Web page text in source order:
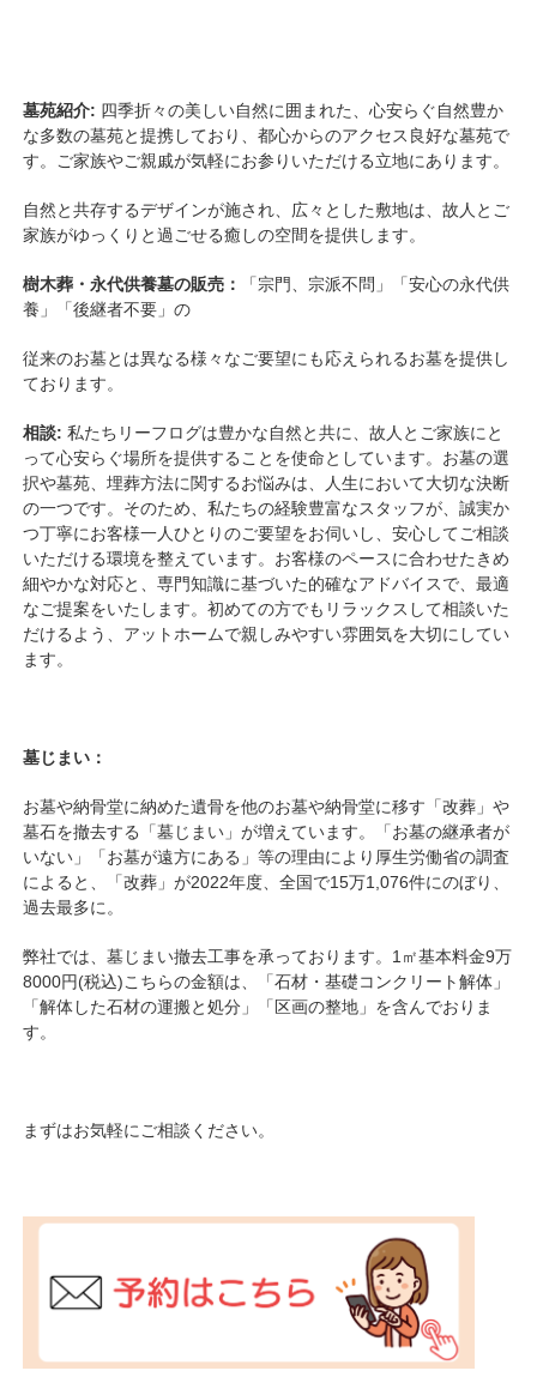
墓苑紹介: 四季折々の美しい自然に囲まれた、心安らぐ自然豊か
な多数の墓苑と提携しており、都心からのアクセス良好な墓苑で
す。ご家族やご親戚が気軽にお参りいただける立地にあります。
自然と共存するデザインが施され、広々とした敷地は、故人とご
家族がゆっくりと過ごせる癒しの空間を提供します。
樹木葬・永代供養墓の販売：
「宗門、宗派不問」「安心の永代供
養」「後継者不要」の
従来のお墓とは異なる様々なご要望にも応えられるお墓を提供し
ております。
相談: 私たちリーフログは豊かな自然と共に、故人とご家族にと
って心安らぐ場所を提供することを使命としています。お墓の選
択や墓苑、埋葬方法に関するお悩みは、人生において大切な決断
の一つです。そのため、私たちの経験豊富なスタッフが、誠実か
つ丁寧にお客様一人ひとりのご要望をお伺いし、安心してご相談
いただける環境を整えています。お客様のペースに合わせたきめ
細やかな対応と、専門知識に基づいた的確なアドバイスで、最適
なご提案をいたします。初めての方でもリラックスして相談いた
だけるよう、アットホームで親しみやすい雰囲気を大切にしてい
ます。
墓じまい：
お墓や納骨堂に納めた遺骨を他のお墓や納骨堂に移す「改葬」や
墓石を撤去する「墓じまい」が増えています。「お墓の継承者が
いない」「お墓が遠方にある」等の理由により厚生労働省の調査
によると、「改葬」が2022年度、全国で15万1,076件にのぼり、
過去最多に。
弊社では、墓じまい撤去工事を承っております。1㎡基本料金9万
8000円(税込)こちらの金額は、「石材・基礎コンクリート解体」
「解体した石材の運搬と処分」「区画の整地」を含んでおりま
す。
まずはお気軽にご相談ください。